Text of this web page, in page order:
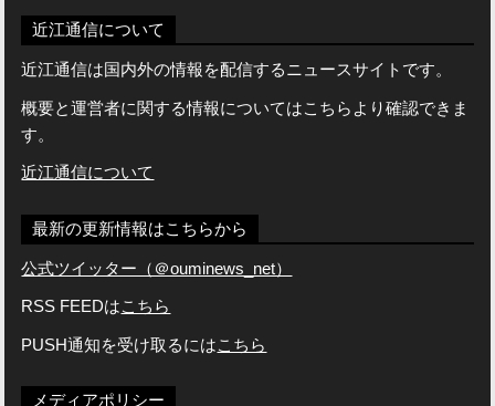
近江通信について
近江通信は国内外の情報を配信するニュースサイトです。
概要と運営者に関する情報についてはこちらより確認できま
す。
近江通信について
最新の更新情報はこちらから
公式ツイッター（＠ouminews_net）
RSS FEEDはこちら
PUSH通知を受け取るにはこちら
メディアポリシー